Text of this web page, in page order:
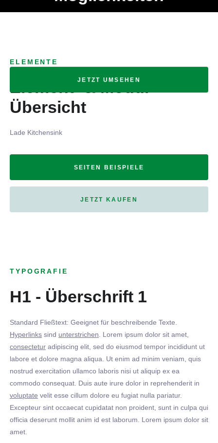
JETZT UMSEHEN
ELEMENTE
Element- & Modul-
Übersicht
Lade Kitchensink
SEITEN BEISPIELE
JETZT KAUFEN
TYPOGRAFIE
H1 - Überschrift 1
Standard Fließtext: Geeignet für beschreibende Texte.
Hyperlinks sind unterstrichen . Lorem ipsum dolor sit amet,
consectetur adipiscing elit, sed do eiusmod tempor incididunt ut
labore et dolore magna aliqua. Ut enim ad minim veniam, quis
nostrud exercitation ullamco laboris nisi ut aliquip ex ea
commodo consequat. Duis aute irure dolor in reprehenderit in
voluptate velit esse cillum dolore eu fugiat nulla pariatur.
Excepteur sint occaecat cupidatat non proident, sunt in culpa qui
officia deserunt mollit anim id est laborum. Lorem ipsum dolor sit
amet.